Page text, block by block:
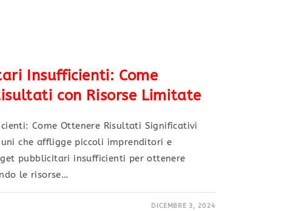
Insufficienti: Come
con Risorse Limitate
Come Ottenere Risultati Significativi
che affligge piccoli imprenditori e
pubblicitari insufficienti per ottenere
le risorse…
DICEMBRE 3, 2024